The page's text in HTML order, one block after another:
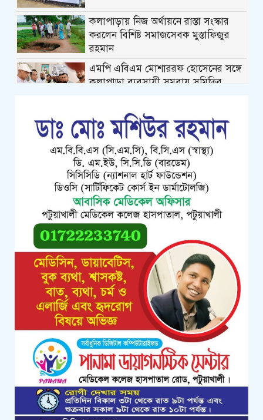
কলাপাড়ায় নিজ অর্থায়নে রাস্তা সংস্কার
করলেন বিশিষ্ট সমাজসেবক মুস্তাফিজুর
রহমান
এমপি এবিএম মোশাররফ হোসেনের সঙ্গে
কলাপাড়া ব্যবসায়ী সমবায় সমিতির
কলাপাড়ায় গৃহহীন,প্রতিবন্ধী, দুস্থ ও দরিদ্র
মেধাবী শিক্ষার্থীরা পেল নগদ অর্থ
সহায়তার চেক
পটুয়াখালীতে পতিতালয় থেকে যুবকের
মরদেহ উদ্ধার
কলাপাড়ায় বিএনপি সভাপতির বিরুদ্ধে
মিথ্যা, বানোয়াট সংবাদের তীব্র প্রতিবাদ
জানিয়েছে বিএনপি
কলাপাড়ায় পাটাতন ভেঙ্গে পড়া সেই
মসজিদের সংস্কার কাজ শুরু
কলাপাড়ায় মুদি ব্যাবসায়ীর ওপর সন্ত্রাসী
হামলা, গুরুতর অবস্থায় বরিশালে রেফার
কলাপাড়ায় জমি নিয়ে হয়রানির অভিযোগে
সংবাদ সম্মেলন